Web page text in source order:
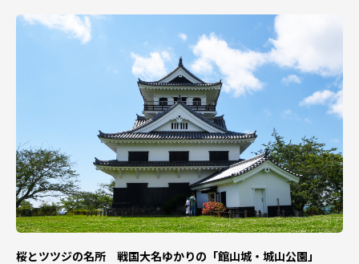
す。
・年末年始は、発送スケジュールが異なります。
【個人情報の取り扱い】
・当自治体は返礼品配送に係る業務及び問合わせ業務（寄
附情報の提供サービスを含む）をふるさと納税サポートセ
ンターに委託し寄附申込情報
・寄附決済完了後ふるさと納税サポートセンターより返礼
品配送および配送情報等の確認方法に関する案内を送付し
ます。
※当自治体は寄附受領証明書の送付業務をふるさと納税サ
ポートセンターに委託しており寄附申込情報をふるさと納
税サポートセンターに提供します。
氏名を配送伝票に印字いたします。
桜とツツジの名所 戦国大名ゆかりの「館山城・城山公園」